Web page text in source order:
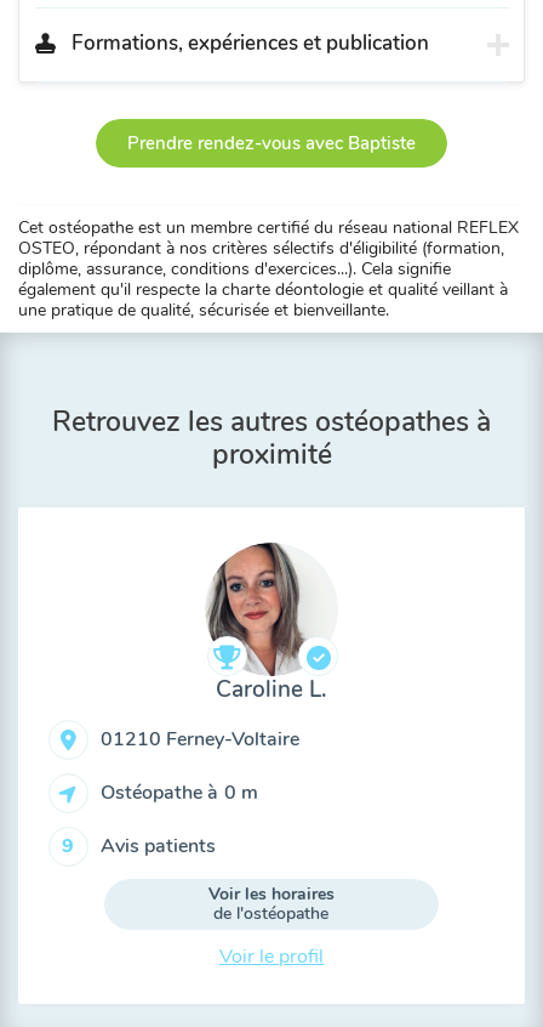
Formations, expériences et publication
Prendre rendez-vous avec Baptiste
Cet ostéopathe est un membre certifié du réseau national REFLEX
OSTEO, répondant à nos critères sélectifs d'éligibilité (formation,
diplôme, assurance, conditions d'exercices...). Cela signifie
également qu'il respecte la charte déontologie et qualité veillant à
une pratique de qualité, sécurisée et bienveillante.
Retrouvez les autres ostéopathes à
proximité
Caroline L.
01210 Ferney-Voltaire
Ostéopathe à 0 m
9 Avis patients
Voir les horaires
de l'ostéopathe
Voir le profil